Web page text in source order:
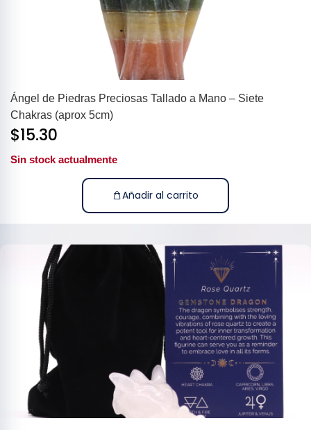
Ángel de Piedras Preciosas Tallado a Mano – Siete
Chakras (aprox 5cm)
$15.30
Sin stock actualmente
Añadir al carrito